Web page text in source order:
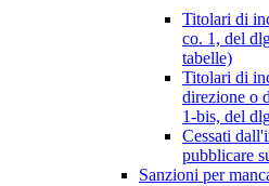
Titolari di
co. 1, del
tabelle)
Titolari di
direzione o
1-bis, del
Cessati
pubblicare
Sanzioni per